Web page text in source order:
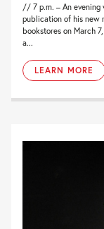
// 7 p.m. – An
publication of his new
bookstores on March
a...
LEARN MORE